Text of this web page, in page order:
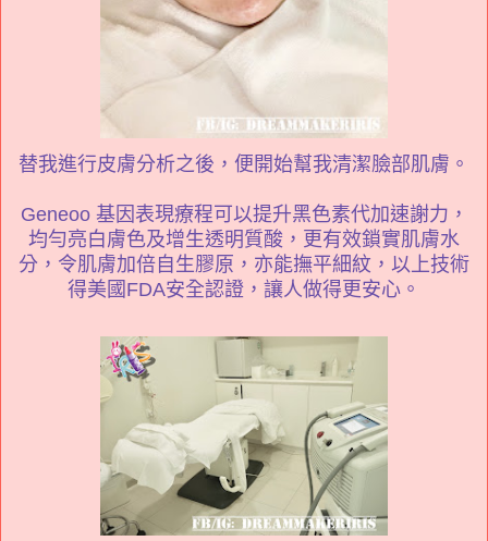
替我進行皮膚分析之後 ，便開始幫我清潔臉部肌膚。
Geneoo 基因表現療程可以提升黑色素代加速謝力，
均勻亮白膚色及增生透明質酸，更有效鎖實肌膚水
分，令肌膚加倍自生膠原，亦能撫平細紋，以上技術
得美國FDA安全認證，讓人做得更安心。